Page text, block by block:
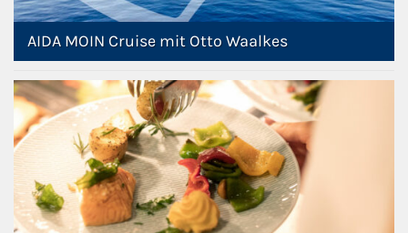
AIDA MOIN Cruise mit Otto Waalkes